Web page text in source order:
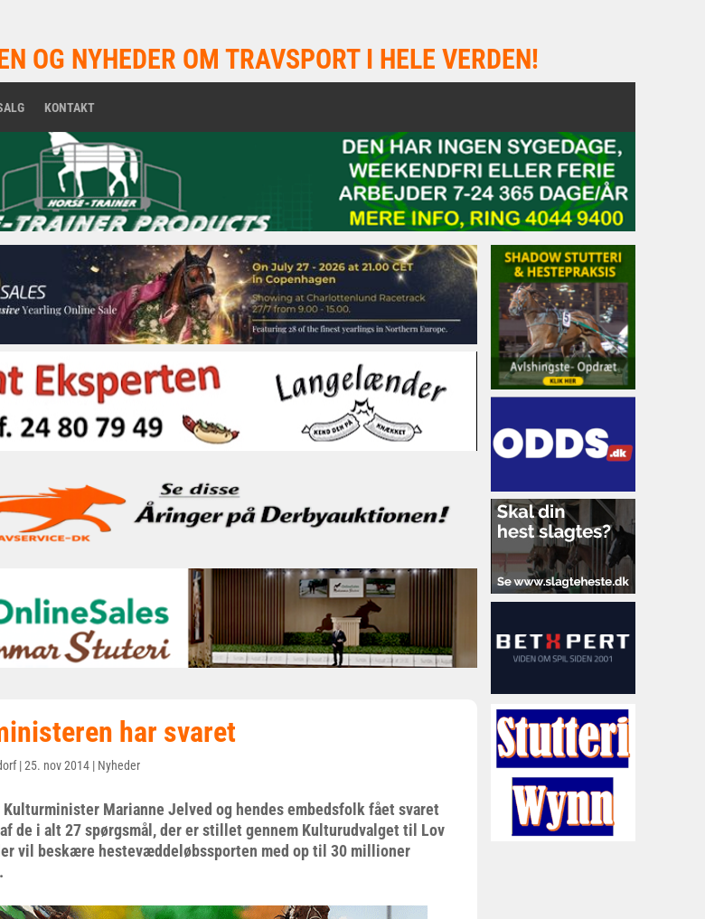
OG NYHEDER OM TRAVSPORT I HELE VERDEN!
KONTAKT
har svaret
|25. nov 2014 | Nyheder
Marianne Jelved og hendes embedsfolk fået svaret
de i alt 27 spørgsmål, der er stillet gennem Kulturudvalget til Lov
vil beskære hestevæddeløbssporten med op til 30 millioner